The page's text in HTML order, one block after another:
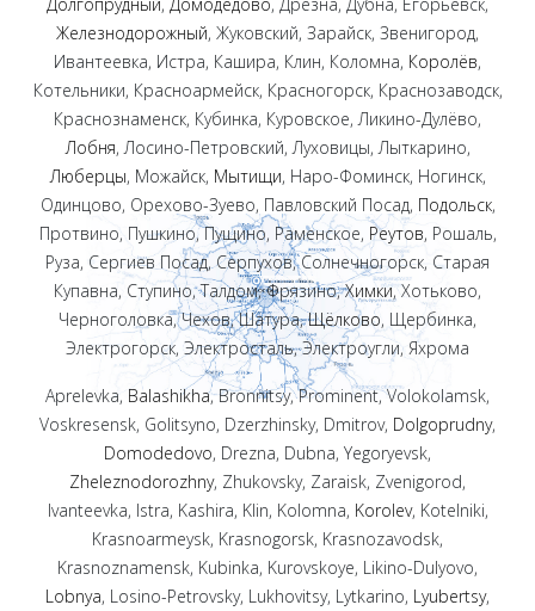
Железнодорожный, Жуковский, Зарайск, Звенигород,
Ивантеевка, Истра, Кашира, Клин, Коломна, Королёв,
Котельники, Красноармейск, Красногорск, Краснозаводск,
Краснознаменск, Кубинка, Куровское, Ликино-Дулёво,
Лобня, Лосино-Петровский, Луховицы, Лыткарино,
Люберцы, Можайск, Мытищи, Наро-Фоминск, Ногинск,
Одинцово, Орехово-Зуево, Павловский Посад, Подольск,
Протвино, Пушкино, Пущино, Раменское, Реутов, Рошаль,
Руза, Сергиев Посад, Серпухов, Солнечногорск, Старая
Купавна, Ступино, Талдом, Фрязино,Химки, Хотьково,
Черноголовка, Чехов, Шатура,Щёлково, Щербинка,
Электрогорск, Электросталь, Электроугли, Яхрома
Aprelevka, Balashikha, Bronnitsy, Prominent, Volokolamsk,
Voskresensk, Golitsyno, Dzerzhinsky, Dmitrov, Dolgoprudny,
Domodedovo, Drezna, Dubna, Yegoryevsk,
Zheleznodorozhny, Zhukovsky, Zaraisk, Zvenigorod,
Ivanteevka, Istra, Kashira, Klin, Kolomna, Korolev, Kotelniki,
Krasnoarmeysk, Krasnogorsk, Krasnozavodsk,
Krasnoznamensk, Kubinka, Kurovskoye, Likino-Dulyovo,
Lobnya, Losino-Petrovsky, Lukhovitsy, Lytkarino, Lyubertsy,